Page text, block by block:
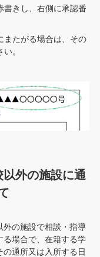
書きし、右側に承認番
またがる場合は、その
。
外の施設に通
外の施設で相談・指導
る場合で、在籍する学
通所又は入所する日